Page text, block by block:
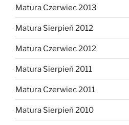
Matura Czerwiec 2013
Matura Sierpień 2012
Matura Czerwiec 2012
Matura Sierpień 2011
Matura Czerwiec 2011
Matura Sierpień 2010